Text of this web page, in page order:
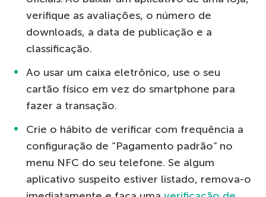
verifique as avaliações, o número de
downloads, a data de publicação e a
classificação.
Ao usar um caixa eletrônico, use o seu
cartão físico em vez do smartphone para
fazer a transação.
Crie o hábito de verificar com frequência a
configuração de “Pagamento padrão” no
menu NFC do seu telefone. Se algum
aplicativo suspeito estiver listado, remova-o